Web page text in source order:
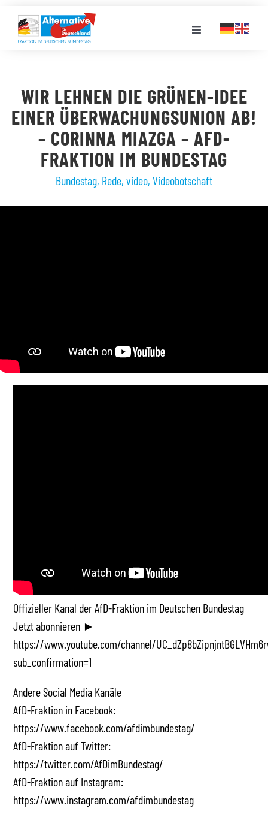
Inhalt
springen
Toggle
LANDESGRUPPEN
VERANSTALTUNGEN
WIR LEHNEN DIE GRÜNEN-IDEE
EINER ÜBERWACHUNGSUNION AB!
– CORINNA MIAZGA – AFD-
FRAKTION IM BUNDESTAG
Bundestag, Rede, video, Videobotschaft
Offizieller Kanal der AfD-Fraktion im Deutschen Bundestag
Jetzt abonnieren ►
https://www.youtube.com/channel/
sub_confirmation=1
Andere Social Media Kanäle
AfD-Fraktion in Facebook:
https://www.facebook.com/afdimbundestag/
AfD-Fraktion auf Twitter:
https://twitter.com/AfDimBundestag/
AfD-Fraktion auf Instagram:
https://www.instagram.com/afdimbundestag